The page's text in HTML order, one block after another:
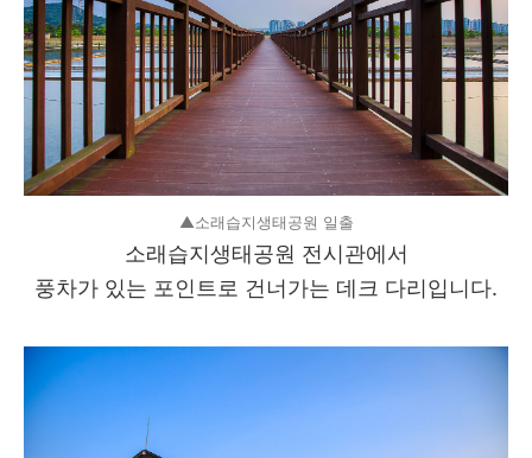
▲소래습지생태공원 일출
소래습지생태공원 전시관에서
풍차가 있는 포인트로 건너가는 데크 다리입니다.